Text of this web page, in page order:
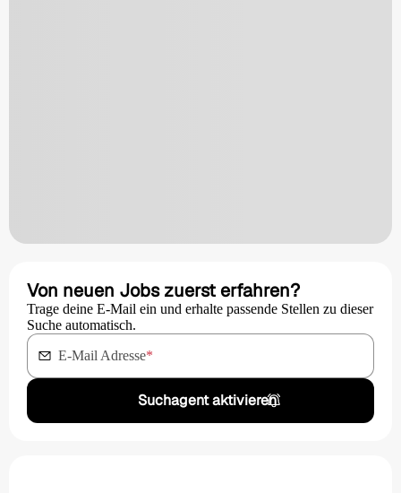
Von neuen Jobs zuerst erfahren?
Trage deine E-Mail ein und erhalte passende Stellen zu dieser
Suche automatisch.
E-Mail Adresse*
Suchagent aktivieren